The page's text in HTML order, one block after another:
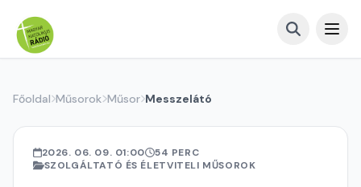
Főoldal Műsorok Műsor Messzelátó
2026. 06. 09. 01:00
54 PERC
SZOLGÁLTATÓ ÉS ÉLETVITELI MŰSOROK